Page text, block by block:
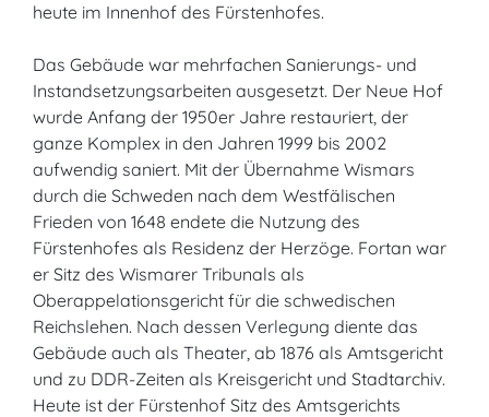
heute im Innenhof des Fürstenhofes.
Das Gebäude war mehrfachen Sanierungs- und
Instandsetzungsarbeiten ausgesetzt. Der Neue Hof
wurde Anfang der 1950er Jahre restauriert, der
ganze Komplex in den Jahren 1999 bis 2002
aufwendig saniert. Mit der Übernahme Wismars
durch die Schweden nach dem Westfälischen
Frieden von 1648 endete die Nutzung des
Fürstenhofes als Residenz der Herzöge. Fortan war
er Sitz des Wismarer Tribunals als
Oberappelationsgericht für die schwedischen
Reichslehen. Nach dessen Verlegung diente das
Gebäude auch als Theater, ab 1876 als Amtsgericht
und zu DDR-Zeiten als Kreisgericht und Stadtarchiv.
Heute ist der Fürstenhof Sitz des Amtsgerichts